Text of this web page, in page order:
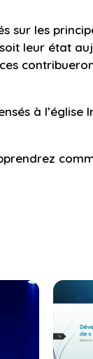
sur les
leur état
à l’église